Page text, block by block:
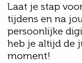
Laat je stap
tijdens en na
persoonlijke
heb je altijd de
moment!